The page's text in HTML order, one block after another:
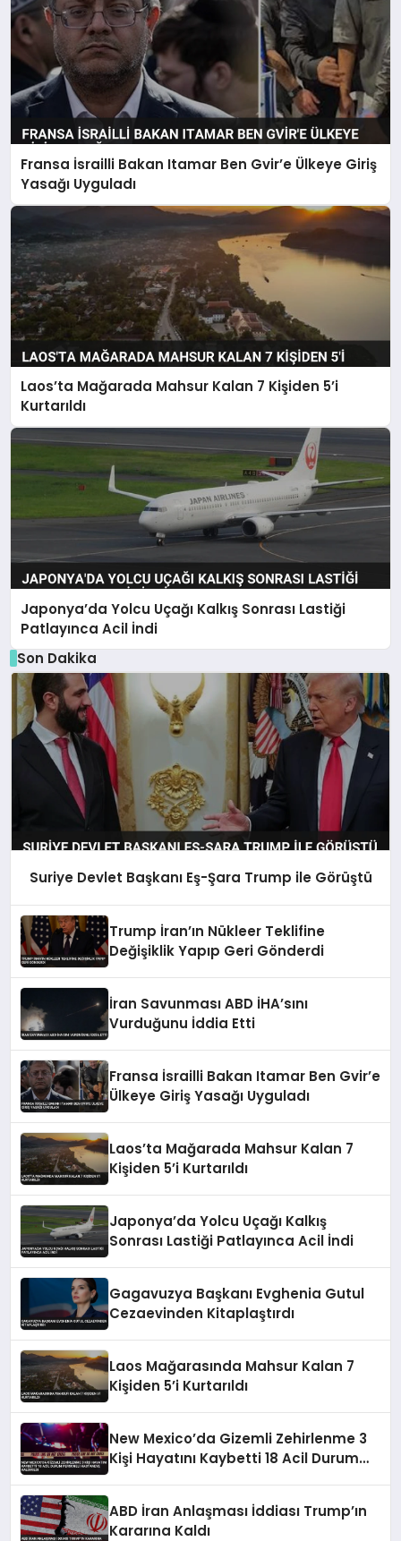
Fransa İsrailli Bakan Itamar Ben Gvir’e Ülkeye Giriş
Yasağı Uyguladı
Laos’ta Mağarada Mahsur Kalan 7 Kişiden 5’i
Kurtarıldı
Japonya’da Yolcu Uçağı Kalkış Sonrası Lastiği
Patlayınca Acil İndi
Son Dakika
Suriye Devlet Başkanı Eş-Şara Trump ile Görüştü
Trump İran’ın Nükleer Teklifine
Değişiklik Yapıp Geri Gönderdi
İran Savunması ABD İHA’sını
Vurduğunu İddia Etti
Fransa İsrailli Bakan Itamar Ben Gvir’e
Ülkeye Giriş Yasağı Uyguladı
Laos’ta Mağarada Mahsur Kalan 7
Kişiden 5’i Kurtarıldı
Japonya’da Yolcu Uçağı Kalkış
Sonrası Lastiği Patlayınca Acil İndi
Gagavuzya Başkanı Evghenia Gutul
Cezaevinden Kitaplaştırdı
Laos Mağarasında Mahsur Kalan 7
Kişiden 5’i Kurtarıldı
New Mexico’da Gizemli Zehirlenme 3
Kişi Hayatını Kaybetti 18 Acil Durum
ABD İran Anlaşması İddiası Trump’ın
Kararına Kaldı